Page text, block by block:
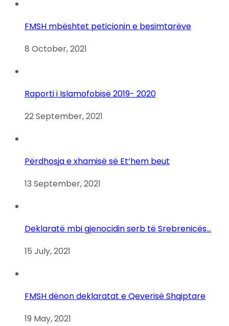
FMSH mbështet peticionin e besimtarëve
8 October, 2021
Raporti i Islamofobisë 2019- 2020
22 September, 2021
Përdhosja e xhamisë së Et’hem beut
13 September, 2021
Deklaratë mbi gjenocidin serb të Srebrenicës…
15 July, 2021
FMSH dënon deklaratat e Qeverisë Shqiptare
19 May, 2021